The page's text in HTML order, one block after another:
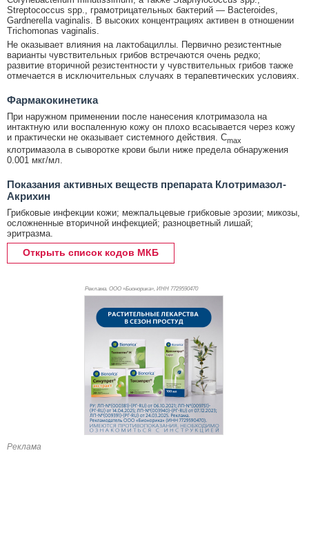
Streptococcus spp., грамотрицательных бактерий — Bacteroides,
Gardnerella vaginalis. В высоких концентрациях активен в отношении
Trichomonas vaginalis.
Не оказывает влияния на лактобациллы. Первично резистентные
варианты чувствительных грибов встречаются очень редко;
развитие вторичной резистентности у чувствительных грибов также
отмечается в исключительных случаях в терапевтических условиях.
Фармакокинетика
При наружном применении после нанесения клотримазола на
интактную или воспаленную кожу он плохо всасывается через кожу
и практически не оказывает системного действия. Cmax
клотримазола в сыворотке крови были ниже предела обнаружения
0.001 мкг/мл.
Показания активных веществ препарата Клотримазол-
Акрихин
Грибковые инфекции кожи; межпальцевые грибковые эрозии; микозы,
осложненные вторичной инфекцией; разноцветный лишай;
эритразма.
Открыть список кодов МКБ
Реклама. ООО «Бионорика», ИНН 7729590470
Реклама